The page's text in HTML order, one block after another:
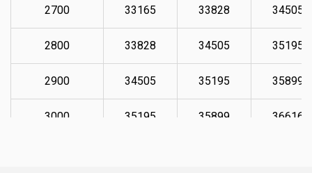
2700 33165 33828 34505
2800 33828 34505 35195
2900 34505 35195 35899
3000 35195 35899 36616